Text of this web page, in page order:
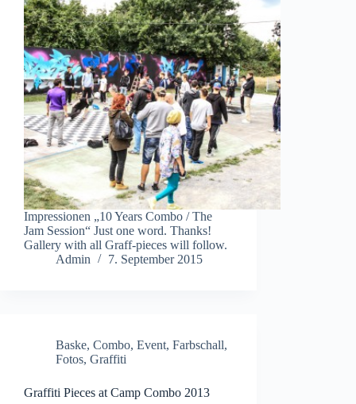
Impressionen „10 Years Combo / The
Jam Session“ Just one word. Thanks!
Gallery with all Graff-pieces will follow.
Admin
7. September 2015
Baske, Combo, Event, Farbschall,
Fotos, Graffiti
Graffiti Pieces at Camp Combo 2013